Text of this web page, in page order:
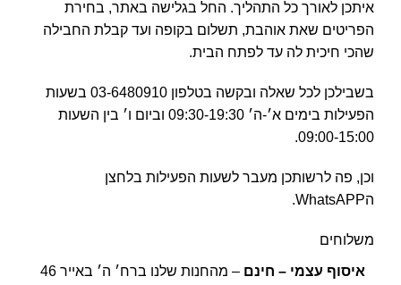
איתכן לאורך כל התהליך. החל בגלישה באתר, בחירת
הפריטים שאת אוהבת, תשלום בקופה ועד קבלת החבילה
שהכי חיכית לה עד לפתח הבית.
בשבילכן לכל שאלה ובקשה בטלפון 03-6480910 בשעות
הפעילות בימים א׳-ה׳ 09:30-19:30 וביום ו׳ בין השעות
09:00-15:00.
וכן, פה לרשותכן מעבר לשעות הפעילות בלחצן
הWhatsAPP.
משלוחים
איסוף עצמי – חינם
– מהחנות שלנו ברח׳ ה׳ באייר 46